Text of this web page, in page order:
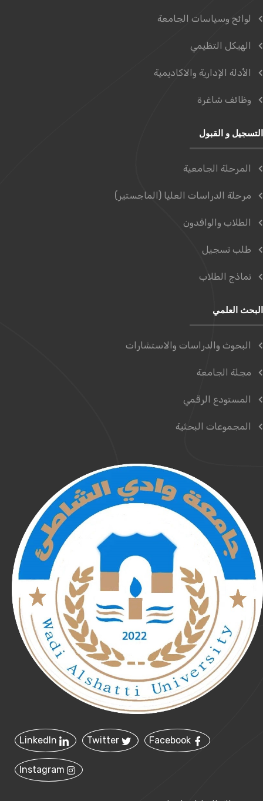
لوائح وسياسات الجامعة
الهيكل التظيمي
الأدلة الإدارية والاكاديمية
وظائف شاغرة
التسجيل و القبول
المرحلة الجامعية
مرحلة الدراسات العليا (الماجستير)
الطلاب والوافدون
طلب تسجيل
نماذج الطلاب
البحث العلمي
البحوث والدراسات والاستشارات
مجلة الجامعة
المستودع الرقمي
المجموعات البحثية